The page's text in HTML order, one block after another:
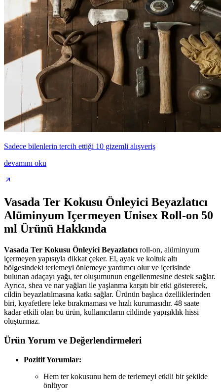
Sadece bilenlerin tercih ettiği 10 gizemli alışveriş
devamını oku
Vasada Ter Kokusu Önleyici Beyazlatıcı
Alüminyum Içermeyen Unisex Roll-on 50
ml Ürünü Hakkında
Vasada Ter Kokusu Önleyici Beyazlatıcı roll-on, alüminyum
içermeyen yapısıyla dikkat çeker. El, ayak ve koltuk altı
bölgesindeki terlemeyi önlemeye yardımcı olur ve içerisinde
bulunan adaçayı yağı, ter oluşumunun engellenmesine destek sağlar.
Ayrıca, shea ve nar yağları ile yaşlanma karşıtı bir etki göstererek,
cildin beyazlatılmasına katkı sağlar. Ürünün başlıca özelliklerinden
biri, kıyafetlere leke bırakmaması ve hızlı kurumasıdır. 48 saate
kadar etkili olan bu ürün, kullanıcıların cildinde yapışıklık hissi
oluşturmaz.
Ürün Yorum ve Değerlendirmeleri
Pozitif Yorumlar:
Hem ter kokusunu hem de terlemeyi etkili bir şekilde
önlüyor